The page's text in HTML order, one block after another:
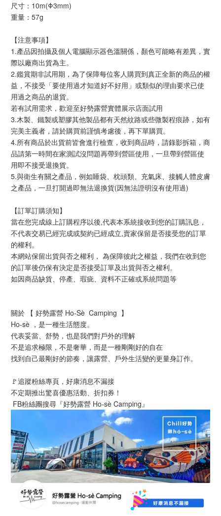
尺寸：10m(Φ3mm)
重量：57g
【注意事項】
1.產品因拍攝及個人電腦顯示器色溫關係，顏色可能略有差異，實
際以廠商出貨為主。
2.鑑賞期非試用期，為了保障每位客人購買到真正全新的商品的權
益，不接受「要使用過才知道好不好用」或類似的理由要求已使
用過之商品的退貨。
若有試用需求，歡迎至好勢露營實體展示店面試用
3.木製、鐵製或塑膠其他製品都有天然紋路或些微製程痕跡，如有
完美主義者，請於購買前謹慎考慮後，再下單購買。
4.所有商品於出貨前皆會進行檢查，收到商品時，請錄影拆箱，商
品請第一時間在家測試沒問題再帶到營區使用，一旦帶到營區使
用即不接受退換貨。
5.與衛生有關之產品，例如睡袋、枕頭類、充氣床、接觸人體皮膚
之產品，一旦打開過即無法退換貨(因無法證明沒有使用過)
【訂單訂購須知】
當在您完成線上訂購程序以後,代表本系統接收到您的訂購訊息，
不代表交易已經完成或契約已經成立,賣家保留是否接受您的訂單
的權利。
本網站保留出貨與否之權利， 為保障彼此之權益，我們在收到您
的訂單後仍保有決定是否接受訂單及出貨與否之權利。
如因商品缺貨、停產、瑕疵、資料不正確或系統問題等
關於 【 好勢露營 Ho-Sè  Camping  】
Ho-sè ，是一種生活態度。
代表妥當、舒勢，也是我們對戶外的理解
不是追求極限，不是奢華，而是一種剛剛好的自在
找到自己最剛好的節奏，讓露營、戶外生活變的更量身訂作。
🚩追蹤粉絲專頁，好康消息不漏接
不定期推出驚喜優惠活動、折扣券！
FB粉絲團搜尋『好勢露營 Ho-sè Camping』